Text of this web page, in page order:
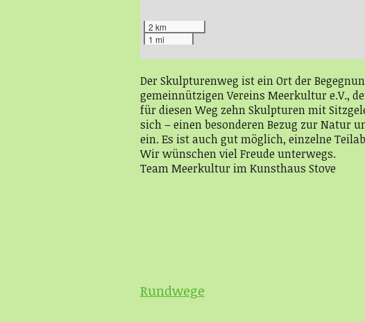
2 km
1 mi
Der Skulpturenweg ist ein Ort der
gemeinnützigen Vereins Meerkultur e.V.,
für diesen Weg zehn Skulpturen mit
sich – einen besonderen Bezug zur Natur
ein. Es ist auch gut möglich, einzelne
Wir wünschen viel Freude unterwegs.
Team Meerkultur im Kunsthaus Stove
Rundwege